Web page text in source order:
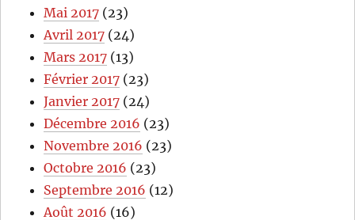
Mai 2017 (23)
Avril 2017 (24)
Mars 2017 (13)
Février 2017 (23)
Janvier 2017 (24)
Décembre 2016 (23)
Novembre 2016 (23)
Octobre 2016 (23)
Septembre 2016 (12)
Août 2016 (16)